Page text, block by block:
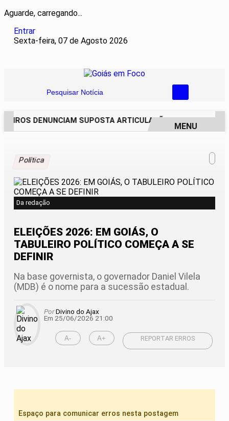
Aguarde, carregando...
Entrar
Sexta-feira, 07 de Agosto 2026
Pesquisar Notícia
DENUNCIAM SUPOSTA ARTICULAÇÃO PARA
MENU
Política
Da redação
ELEIÇÕES 2026: EM GOIÁS, O
TABULEIRO POLÍTICO COMEÇA A SE
DEFINIR
Na base governista, o governador Daniel Vilela
(MDB) é o nome para a sucessão estadual.
PorDivino do Ajax
Em 25/06/2026 21:00
A- A+ REPORTAR ERROS
Espaço para comunicar erros nesta postagem